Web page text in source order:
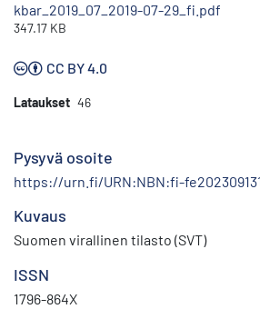
kbar_2019_07_2019-07-29_fi.pdf
347.17 KB
CC BY 4.0
Lataukset 46
Pysyvä osoite
https://urn.fi/URN:NBN:fi-
Kuvaus
Suomen virallinen tilasto (SVT)
ISSN
1796-864X